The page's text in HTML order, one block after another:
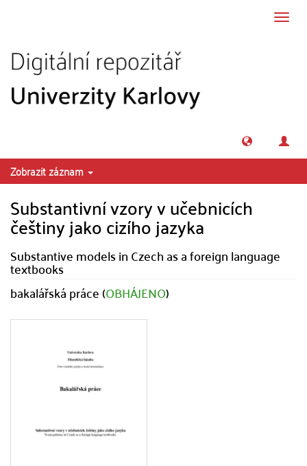
Zobrazit záznam
Substantivní vzory v učebnicích
češtiny jako cizího jazyka
Substantive models in Czech as a foreign language
textbooks
bakalářská práce (OBHÁJENO)